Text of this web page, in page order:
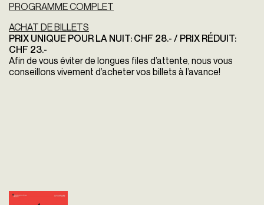
PROGRAMME COMPLET
ACHAT DE BILLETS
PRIX UNIQUE POUR LA NUIT: CHF 28.- / PRIX RÉDUIT:
CHF 23.-
Afin de vous éviter de longues files d’attente, nous vous
conseillons vivement d’acheter vos billets à l’avance!